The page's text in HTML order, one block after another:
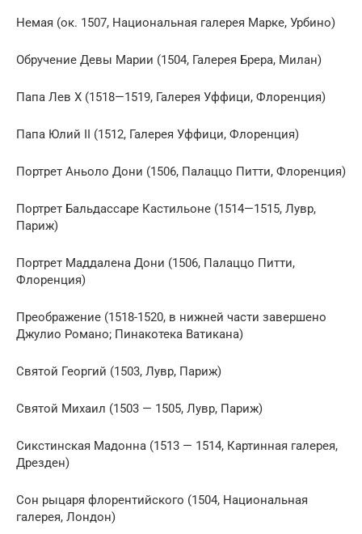
Немая (ок. 1507, Национальная галерея Марке, Урбино)
Обручение Девы Марии (1504, Галерея Брера, Милан)
Папа Лев Х (1518—1519, Галерея Уффици, Флоренция)
Папа Юлий II (1512, Галерея Уффици, Флоренция)
Портрет Аньоло Дони (1506, Палаццо Питти, Флоренция)
Портрет Бальдассаре Кастильоне (1514—1515, Лувр,
Париж)
Портрет Маддалена Дони (1506, Палаццо Питти,
Флоренция)
Преображение (1518-1520, в нижней части завершено
Джулио Романо; Пинакотека Ватикана)
Святой Георгий (1503, Лувр, Париж)
Святой Михаил (1503 — 1505, Лувр, Париж)
Сикстинская Мадонна (1513 — 1514, Картинная галерея,
Дрезден)
Сон рыцаря флорентийского (1504, Национальная
галерея, Лондон)